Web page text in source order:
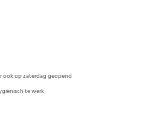
ook op zaterdag geopend
te werk